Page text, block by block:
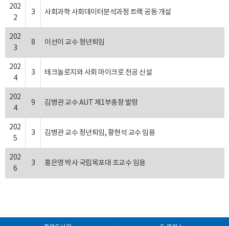
202
2
3 사회과학 사회데이터분석과정 트랙 공동 개설
202
3
8 이선이 교수 정년퇴임
202
4
3 테크놀로지와 사회 마이크로 전공 신설
202
4
9 김병관 교수 AUT 제1부총장 발령
202
5
3 김병관 교수 정년퇴임, 황현석 교수 임용
202
6
3 홍은영 박사 국립목포대 조교수 임용